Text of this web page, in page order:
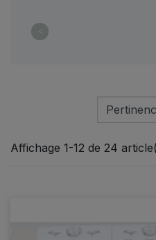
<
Affichage 1-12 de 24